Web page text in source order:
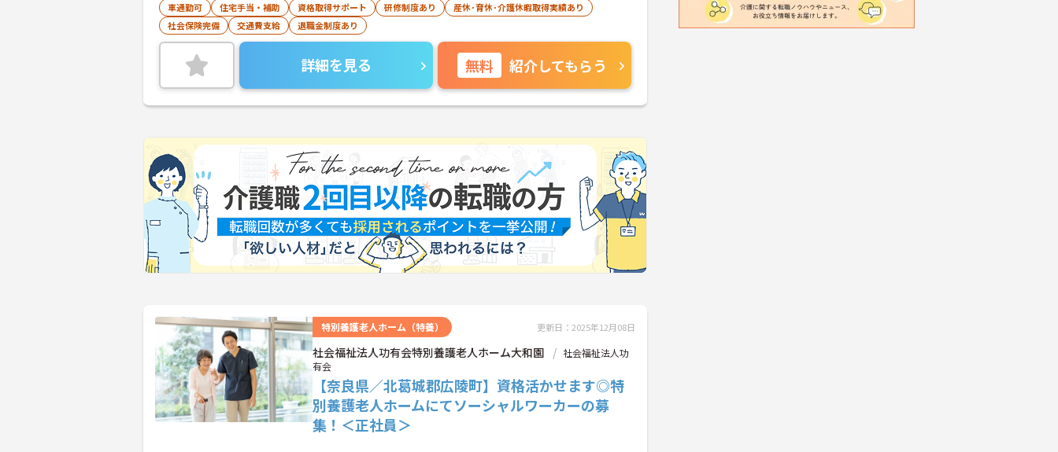
車通勤可 住宅手当・補助 資格取得サポート 研修制度あり
産休･育休･介護休暇取得実績あり
社会保険完備
交通費支給 退職金制度あり
詳細を見る 無料 紹介してもらう
特別養護老人ホーム（特養） 更新日：2025年12月08日
社会福祉法人功有会特別養護老人ホーム大和園
社会福祉法人功
有会
【奈良県／北葛城郡広陵町】資格活かせます◎特
別養護老人ホームにてソーシャルワーカーの募
集！＜正社員＞